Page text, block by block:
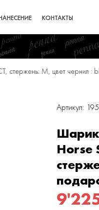
КОНТАКТЫ
стержень: M, цвет чернил :
Артикул:
Horse